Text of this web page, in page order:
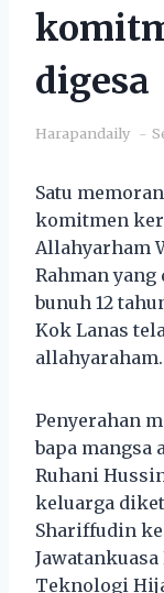
digesa
Harapandaily
Satu
komitmen
Allahyarham
Rahman
bunuh 12
Kok Lanas
allahyaraham.
Penyerahan
bapa mangsa
Ruhani
keluarga
Shariffudin
Teknologi